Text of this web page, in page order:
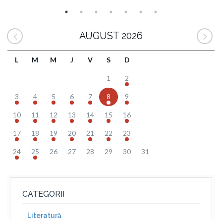
AUGUST 2026
L M M J V S D
1 2
3 4 5 6 7 8 9
10 11 12 13 14 15 16
17 18 19 20 21 22 23
24 25 26 27 28 29 30 31
CATEGORII
Literatură